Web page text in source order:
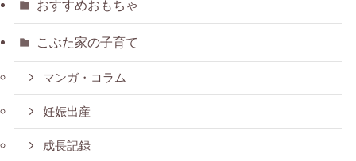
おすすめおもちゃ
こぶた家の子育て
マンガ・コラム
妊娠出産
成長記録